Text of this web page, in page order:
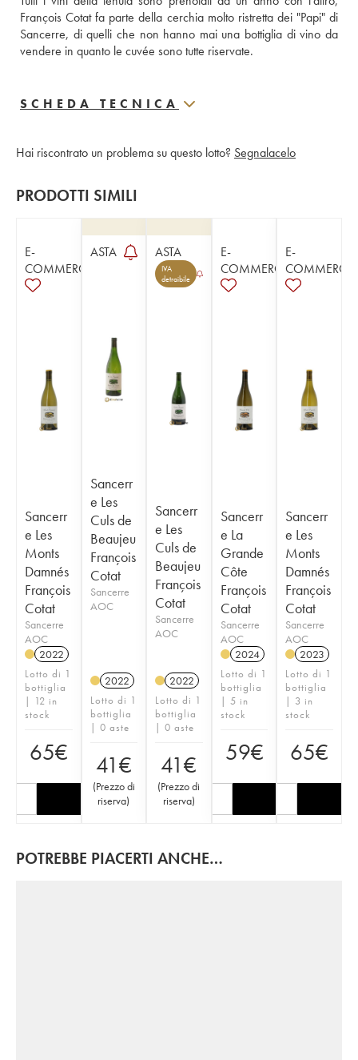
François Cotat fa parte della cerchia molto ristretta dei "Papi" di
Sancerre, di quelli che non hanno mai una bottiglia di vino da
vendere in quanto le cuvée sono tutte riservate.
SCHEDA TECNICA
Hai riscontrato un problema su questo lotto? Segnalacelo
PRODOTTI SIMILI
E-
COMMERCE
Sancerr
e Les
Monts
Damnés
François
Cotat
Sancerre
AOC
2022
Lotto di 1
bottiglia
| 12 in
stock
65€
ASTA
Sancerr
e Les
Culs de
Beaujeu
François
Cotat
Sancerre
AOC
2022
Lotto di 1
bottiglia
| 0 aste
41€
(Prezzo di
riserva)
ASTA
IVA
detraibile
Sancerr
e Les
Culs de
Beaujeu
François
Cotat
Sancerre
AOC
2022
Lotto di 1
bottiglia
| 0 aste
41€
(Prezzo di
riserva)
E-
COMMERCE
Sancerr
e La
Grande
Côte
François
Cotat
Sancerre
AOC
2024
Lotto di 1
bottiglia
| 5 in
stock
59€
E-
COMMERCE
Sancerr
e Les
Monts
Damnés
François
Cotat
Sancerre
AOC
2023
Lotto di 1
bottiglia
| 3 in
stock
65€
POTREBBE PIACERTI ANCHE…